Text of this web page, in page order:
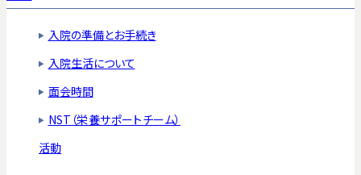
入院の準備とお手続き
入院生活について
面会時間
NST（栄養サポートチーム）
活動